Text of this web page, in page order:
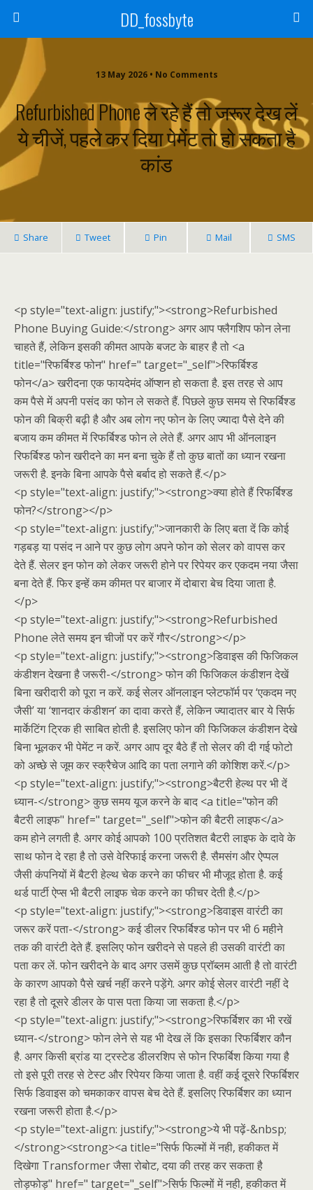
DD_fossbyte
13 May 2026 • No Comments
Refurbished Phone ले रहे हैं तो जरूर देख लें
ये चीजें, पहले कर दिया पेमेंट तो हो सकता है
कांड
Share Tweet Pin Mail SMS
<p style="text-align: justify;"><strong>Refurbished
Phone Buying Guide:</strong> अगर आप फ्लैगशिप फोन लेना
चाहते हैं, लेकिन इसकी कीमत आपके बजट के बाहर है तो <a
title="रिफर्बिश्ड फोन" href=" target="_self">रिफर्बिश्ड
फोन</a> खरीदना एक फायदेमंद ऑप्शन हो सकता है. इस तरह से आप
कम पैसे में अपनी पसंद का फोन ले सकते हैं. पिछले कुछ समय से रिफर्बिश्ड
फोन की बिक्री बढ़ी है और अब लोग नए फोन के लिए ज्यादा पैसे देने की
बजाय कम कीमत में रिफर्बिश्ड फोन ले लेते हैं. अगर आप भी ऑनलाइन
रिफर्बिश्ड फोन खरीदने का मन बना चुके हैं तो कुछ बातों का ध्यान रखना
जरूरी है. इनके बिना आपके पैसे बर्बाद हो सकते हैं.</p>
<p style="text-align: justify;"><strong>क्या होते हैं रिफर्बिश्ड
फोन?</strong></p>
<p style="text-align: justify;">जानकारी के लिए बता दें कि कोई
गड़बड़ या पसंद न आने पर कुछ लोग अपने फोन को सेलर को वापस कर
देते हैं. सेलर इन फोन को लेकर जरूरी होने पर रिपेयर कर एकदम नया जैसा
बना देते हैं. फिर इन्हें कम कीमत पर बाजार में दोबारा बेच दिया जाता है.
</p>
<p style="text-align: justify;"><strong>Refurbished
Phone लेते समय इन चीजों पर करें गौर</strong></p>
<p style="text-align: justify;"><strong>डिवाइस की फिजिकल
कंडीशन देखना है जरूरी-</strong> फोन की फिजिकल कंडीशन देखें
बिना खरीदारी को पूरा न करें. कई सेलर ऑनलाइन प्लेटफॉर्म पर ‘एकदम नए
जैसी’ या ‘शानदार कंडीशन’ का दावा करते हैं, लेकिन ज्यादातर बार ये सिर्फ
मार्केटिंग ट्रिक ही साबित होती है. इसलिए फोन की फिजिकल कंडीशन देखे
बिना भूलकर भी पेमेंट न करें. अगर आप दूर बैठे हैं तो सेलर की दी गई फोटो
को अच्छे से जूम कर स्क्रैचेज आदि का पता लगाने की कोशिश करें.</p>
<p style="text-align: justify;"><strong>बैटरी हेल्थ पर भी दें
ध्यान-</strong> कुछ समय यूज करने के बाद <a title="फोन की
बैटरी लाइफ" href=" target="_self">फोन की बैटरी लाइफ</a>
कम होने लगती है. अगर कोई आपको 100 प्रतिशत बैटरी लाइफ के दावे के
साथ फोन दे रहा है तो उसे वेरिफाई करना जरूरी है. सैमसंग और ऐप्पल
जैसी कंपनियों में बैटरी हेल्थ चेक करने का फीचर भी मौजूद होता है. कई
थर्ड पार्टी ऐप्स भी बैटरी लाइफ चेक करने का फीचर देती है.</p>
<p style="text-align: justify;"><strong>डिवाइस वारंटी का
जरूर करें पता-</strong> कई डीलर रिफर्बिश्ड फोन पर भी 6 महीने
तक की वारंटी देते हैं. इसलिए फोन खरीदने से पहले ही उसकी वारंटी का
पता कर लें. फोन खरीदने के बाद अगर उसमें कुछ प्रॉब्लम आती है तो वारंटी
के कारण आपको पैसे खर्च नहीं करने पड़ेंगे. अगर कोई सेलर वारंटी नहीं दे
रहा है तो दूसरे डीलर के पास पता किया जा सकता है.</p>
<p style="text-align: justify;"><strong>रिफर्बिशर का भी रखें
ध्यान-</strong> फोन लेने से यह भी देख लें कि इसका रिफर्बिशर कौन
है. अगर किसी ब्रांड या ट्रस्टेड डीलरशिप से फोन रिफर्बिश किया गया है
तो इसे पूरी तरह से टेस्ट और रिपेयर किया जाता है. वहीं कई दूसरे रिफर्बिशर
सिर्फ डिवाइस को चमकाकर वापस बेच देते हैं. इसलिए रिफर्बिशर का ध्यान
रखना जरूरी होता है.</p>
<p style="text-align: justify;"><strong>ये भी पढ़ें-&nbsp;
</strong><strong><a title="सिर्फ फिल्मों में नही, हकीकत में
दिखेगा Transformer जैसा रोबोट, दया की तरह कर सकता है
तोड़फोड़" href=" target="_self">सिर्फ फिल्मों में नही, हकीकत में